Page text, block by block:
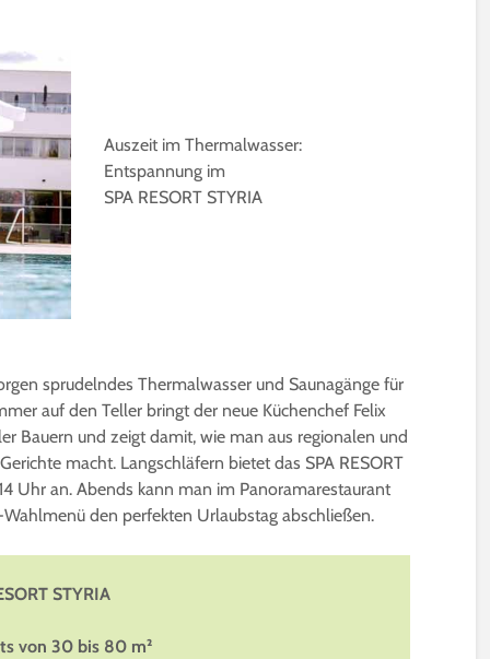
Auszeit im Thermalwasser:
Entspannung im
SPA RESORT STYRIA
sprudelndes Thermalwasser und Saunagänge für
auf den Teller bringt der neue Küchenchef Felix
Bauern und zeigt damit, wie man aus regionalen und
macht. Langschläfern bietet das SPA RESORT
Uhr an. Abends kann man im Panoramarestaurant
den perfekten Urlaubstag abschließen.
STYRIA
von 30 bis 80 m²